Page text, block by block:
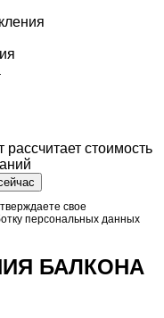
стоимость
свое
персональных данных
БАЛКОНА